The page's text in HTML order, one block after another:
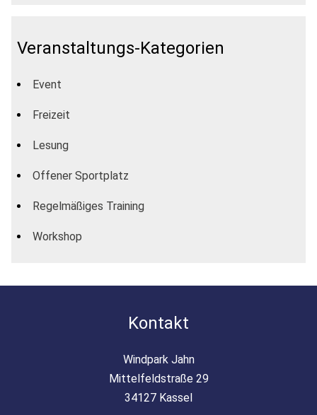
Veranstaltungs-Kategorien
Event
Freizeit
Lesung
Offener Sportplatz
Regelmäßiges Training
Workshop
Kontakt
Windpark Jahn
Mittelfeldstraße 29
34127 Kassel